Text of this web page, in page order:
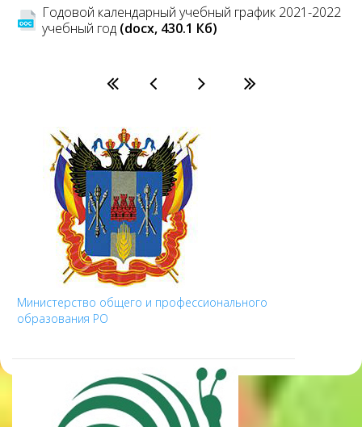
Годовой календарный учебный график 2021-2022
учебный год (docx, 430.1 Кб)
Министерство общего и профессионального
образования РО